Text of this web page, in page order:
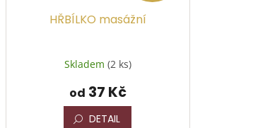
HŘBÍLKO masážní
Skladem (2 ks)
od 37 Kč
DETAIL